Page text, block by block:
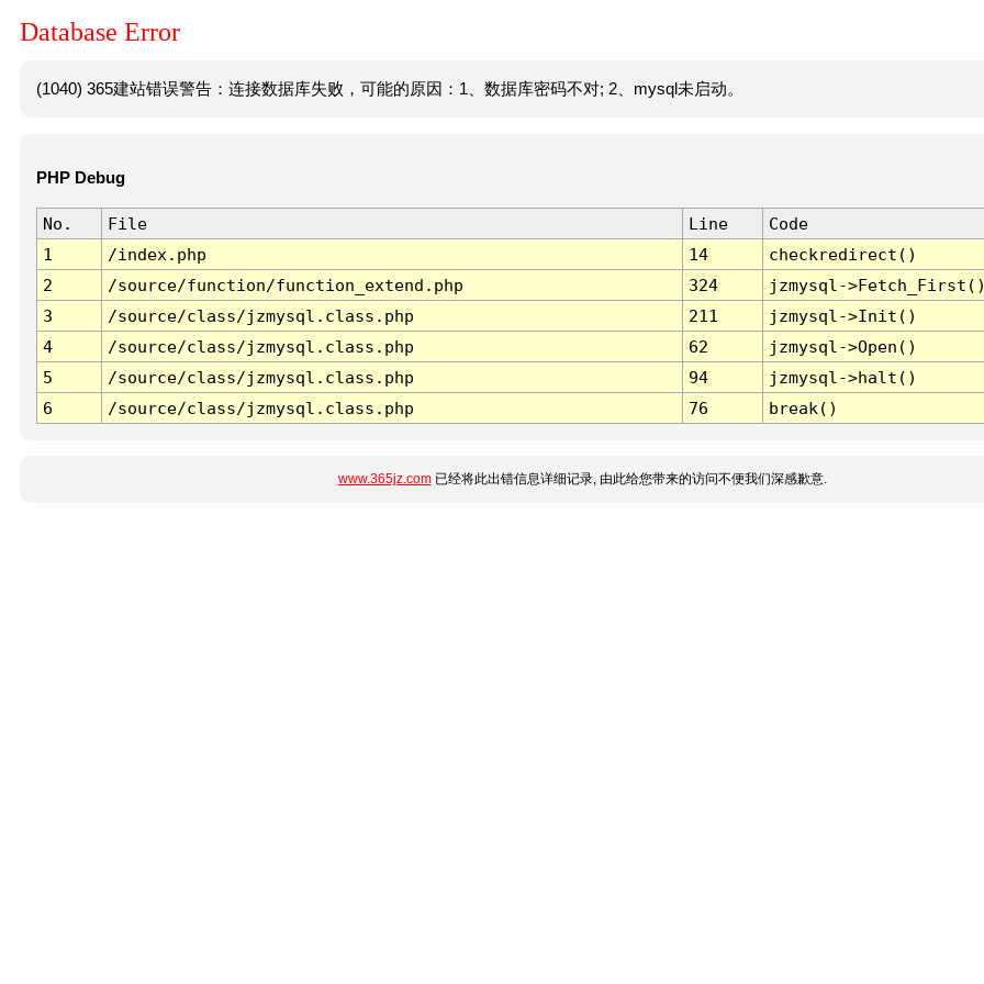
Database Error
(1040) 365建站错误警告：连接数据库失败，可能的原因：1、数据库密码不对; 2、mysql未启动。
PHP Debug
No. File Line
Code
1
/index.php 14
checkredirect()
2
/source/function/function_extend.php 324
jzmysql-
3
/source/class/jzmysql.class.php 211
jzmysql->Init()
4
/source/class/jzmysql.class.php 62
jzmysql->Open()
5
/source/class/jzmysql.class.php 94
jzmysql->halt()
6
/source/class/jzmysql.class.php 76 break()
www.365jz.com已经将此出错信息详细记录, 由此给您带来的访问不便我们深感歉意.